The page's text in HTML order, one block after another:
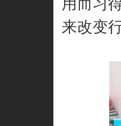
用而习
来改变